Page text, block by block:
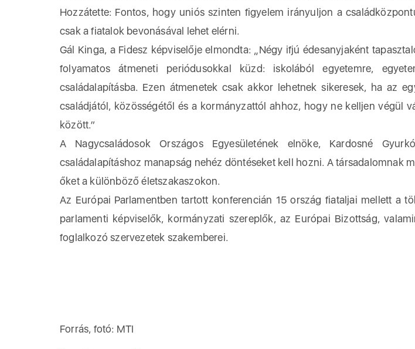
Hozzátette: Fontos, hogy uniós szinten figyelem irányuljon a
csak a fiatalok bevonásával lehet elérni.
Gál Kinga, a Fidesz képviselője elmondta: „Négy ifjú édesanyjaként
folyamatos átmeneti periódusokkal küzd: iskolából egyetemre,
családalapításba. Ezen átmenetek csak akkor lehetnek sikeresek, ha az
családjától, közösségétől és a kormányzattól ahhoz, hogy ne kelljen végül
között.”
A Nagycsaládosok Országos Egyesületének elnöke, Kardosné
családalapításhoz manapság nehéz döntéseket kell hozni. A társadalomnak
őket a különböző életszakaszokon.
Az Európai Parlamentben tartott konferencián 15 ország fiataljai mellett a
parlamenti képviselők, kormányzati szereplők, az Európai Bizottság,
foglalkozó szervezetek szakemberei.
Forrás, fotó: MTI